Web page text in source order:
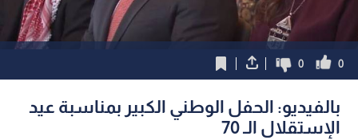
0
0
بالفيديو: الحفل الوطني الكبير بمناسبة عيد
الإستقلال الـ 70